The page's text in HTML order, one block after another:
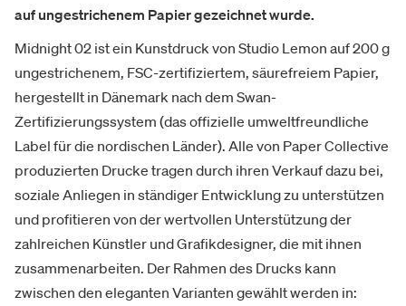
auf ungestrichenem Papier gezeichnet wurde.
Midnight 02 ist ein Kunstdruck von Studio Lemon auf 200 g
ungestrichenem, FSC-zertifiziertem, säurefreiem Papier,
hergestellt in Dänemark nach dem Swan-
Zertifizierungssystem (das offizielle umweltfreundliche
Label für die nordischen Länder). Alle von Paper Collective
produzierten Drucke tragen durch ihren Verkauf dazu bei,
soziale Anliegen in ständiger Entwicklung zu unterstützen
und profitieren von der wertvollen Unterstützung der
zahlreichen Künstler und Grafikdesigner, die mit ihnen
zusammenarbeiten. Der Rahmen des Drucks kann
zwischen den eleganten Varianten gewählt werden in: